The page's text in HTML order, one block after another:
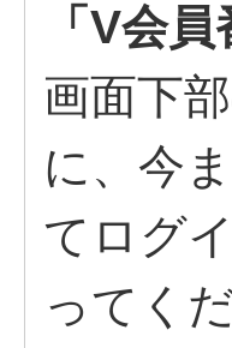
「V会
画面下
に、今
てログ
ってく